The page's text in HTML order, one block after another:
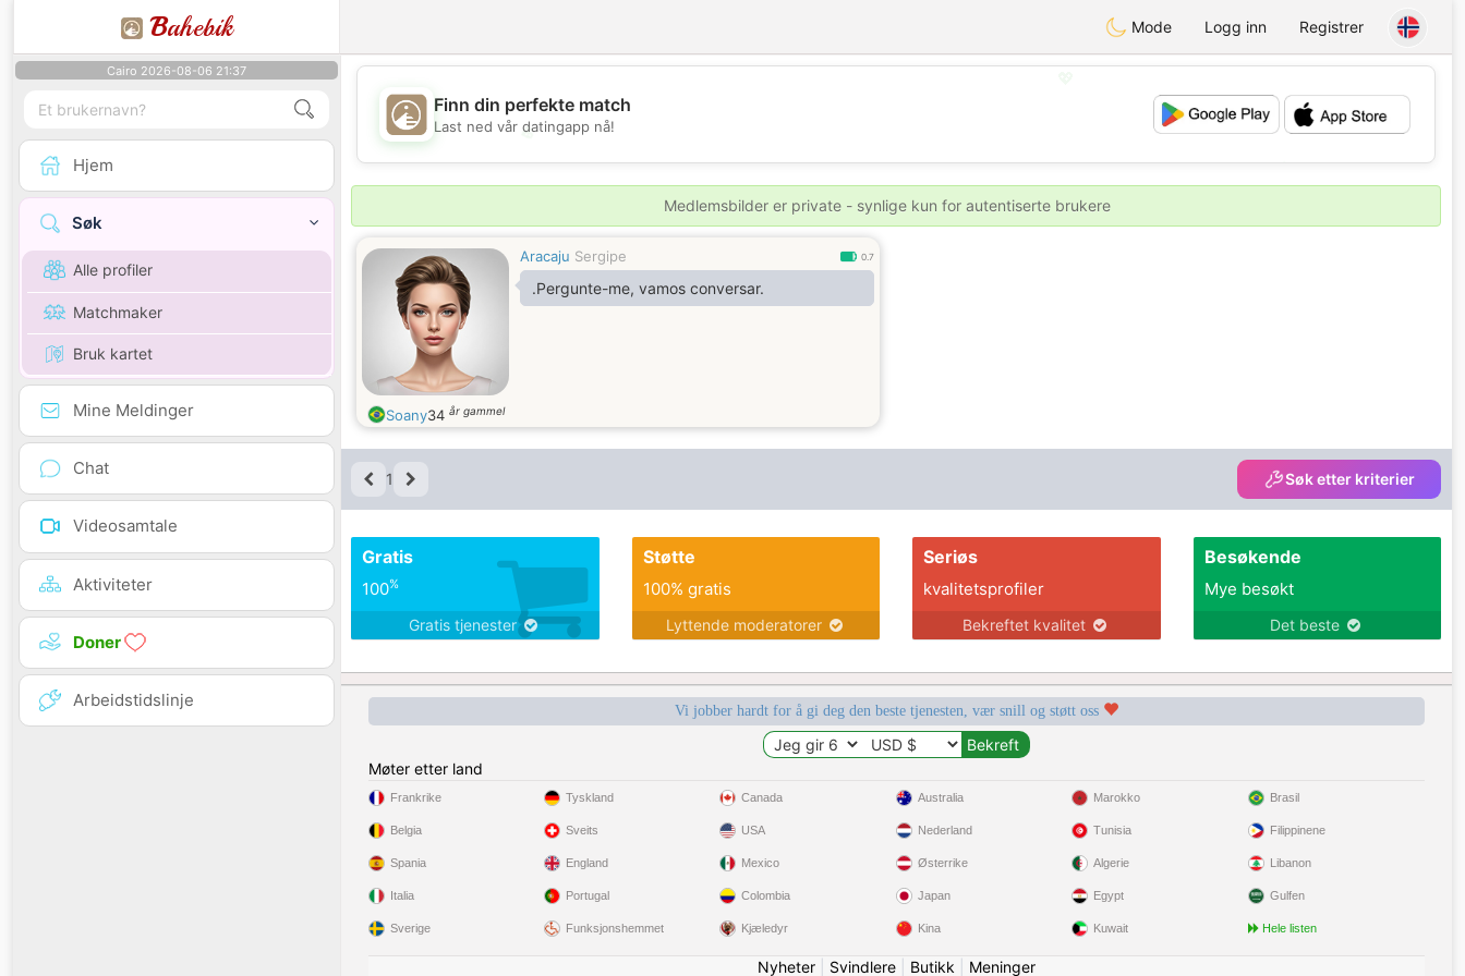
Bahebik Mode Logg inn Registrer
Cairo 2026-08-06 21:37
Hjem
Søk
Alle profiler
Matchmaker
Bruk kartet
Mine Meldinger
Chat
Videosamtale
Aktiviteter
Doner
Arbeidstidslinje
💖
💕
💕
Finn din perfekte match
Last ned vår datingapp nå!
Medlemsbilder er private - synlige kun for autentiserte brukere
Aracaju Sergipe 0.7
.Pergunte-me, vamos conversar.
Soany34 år gammel
1 Søk etter kriterier
Gratis
100%
Gratis tjenester
Støtte
100% gratis
Lyttende moderatorer
Seriøs
kvalitetsprofiler
Bekreftet kvalitet
Besøkende
Mye besøkt
Det beste
Vi jobber hardt for å gi deg den beste tjenesten, vær snill og støtt oss
Møter etter land
Frankrike
Belgia
Spania
Italia
Sverige
Tyskland
Sveits
England
Portugal
Funksjonshemmet
Canada
USA
Mexico
Colombia
Kjæledyr
Australia
Nederland
Østerrike
Japan
Kina
Marokko
Tunisia
Algerie
Egypt
Kuwait
Brasil
Filippinene
Libanon
Gulfen
Hele listen
Nyheter| Svindlere| Butikk Meninger